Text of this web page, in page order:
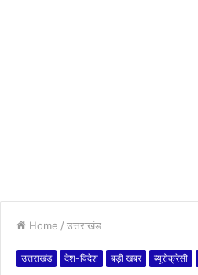
Home / उत्तराखंड
उत्तराखंड देश-विदेश बड़ी खबर ब्यूरोक्रेसी